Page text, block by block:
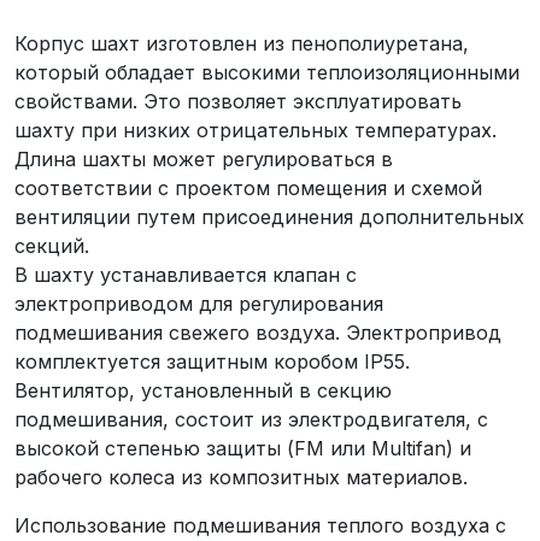
Корпус шахт изготовлен из пенополиуретана,
который обладает высокими теплоизоляционными
свойствами. Это позволяет эксплуатировать
шахту при низких отрицательных температурах.
Длина шахты может регулироваться в
соответствии с проектом помещения и схемой
вентиляции путем присоединения дополнительных
секций.
В шахту устанавливается клапан с
электроприводом для регулирования
подмешивания свежего воздуха. Электропривод
комплектуется защитным коробом IP55.
Вентилятор, установленный в секцию
подмешивания, состоит из электродвигателя, с
высокой степенью защиты (FM или Multifan) и
рабочего колеса из композитных материалов.
Использование подмешивания теплого воздуха с